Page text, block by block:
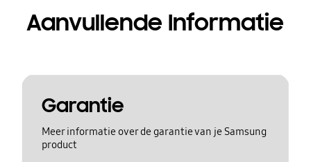
Aanvullende Informatie
Garantie
Meer informatie over de garantie van je Samsung
product